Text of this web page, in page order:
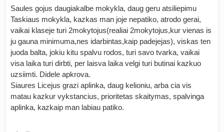
Saules gojus daugiakalbe mokykla, daug geru atsiliepimu
Taskiaus mokykla, kazkas man joje nepatiko, atrodo gerai,
vaikai klaseje turi 2mokytojus(realiai 2mokytojus,kur vienas is
ju gauna minimuma,nes idarbintas,kaip padejejas), viskas ten
juoda balta, jokiu kitu spalvu rodos, turi savo tvarka, vaikai
visa laika turi dirbti, per laisva laika velgi turi butinai kazkuo
uzsiimti. Didele apkrova.
Siaures Licejus grazi aplinka, daug kelioniu, arba cia vis
matau kazkur vykstancius, prioritetas skaitymas, spalvinga
aplinka, kazkaip man labiau patiko.